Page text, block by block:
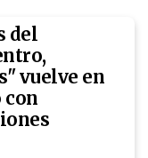
del
vuelve en
con